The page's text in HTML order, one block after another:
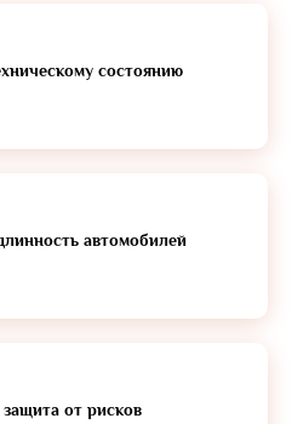
состоянию
автомобилей
от рисков